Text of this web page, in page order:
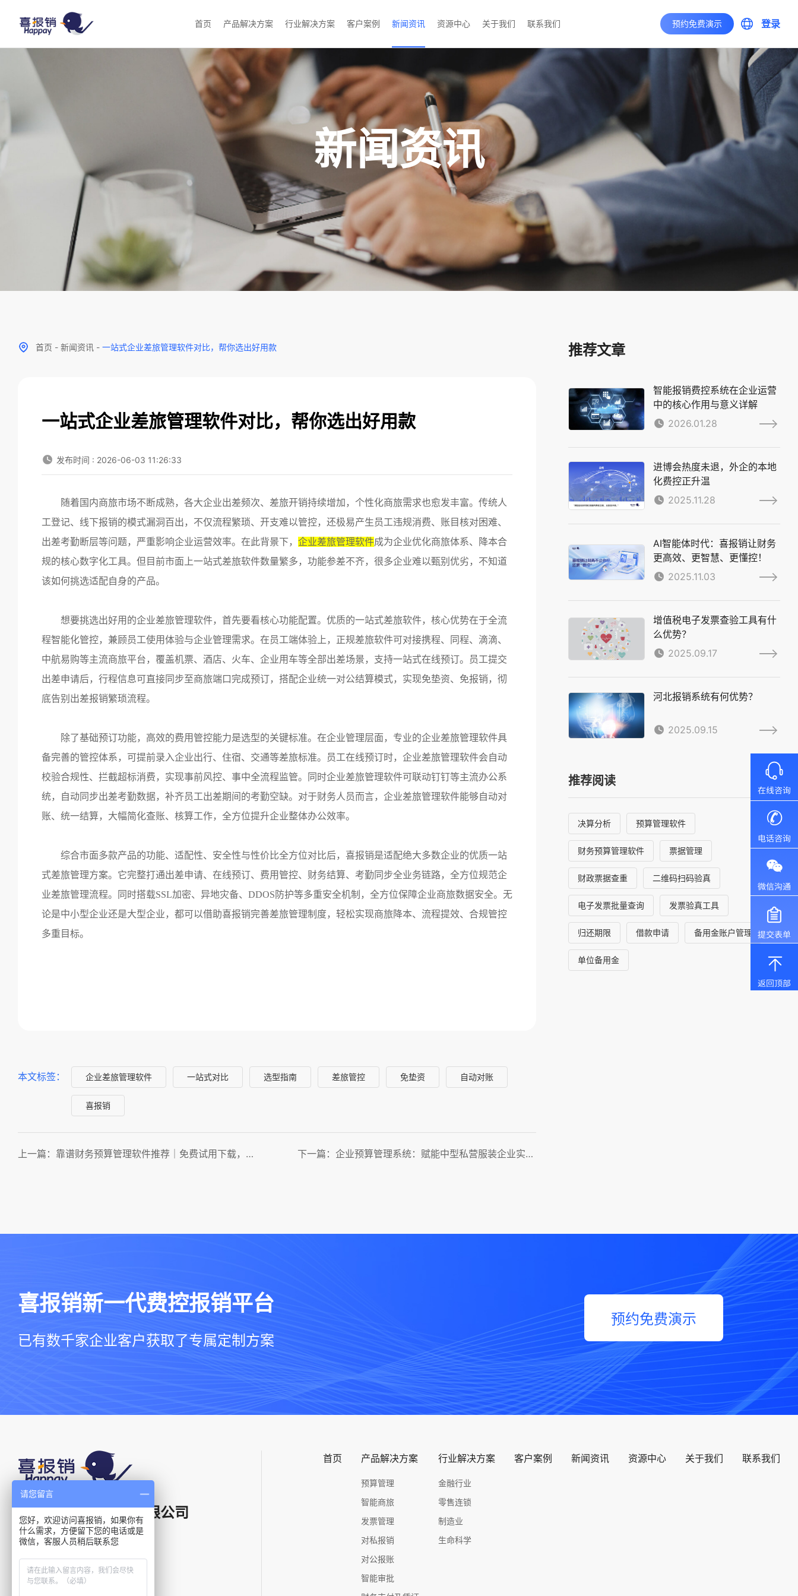
首页 产品解决方案 行业解决方案 客户案例 新闻资讯 资源中心 关于我们 联系我们 预约免费演示 登录
新闻资讯
首页 - 新闻资讯 - 一站式企业差旅管理软件对比，帮你选出好用款
一站式企业差旅管理软件对比，帮你选出好用款
发布时间 : 2026-06-03 11:26:33
随着国内商旅市场不断成熟，各大企业出差频次、差旅开销持续增加，个性化商旅需求也愈发丰富。传统人
工登记、线下报销的模式漏洞百出，不仅流程繁琐、开支难以管控，还极易产生员工违规消费、账目核对困难、
出差考勤断层等问题，严重影响企业运营效率。在此背景下， 企业差旅管理软件成为企业优化商旅体系、降本合
规的核心数字化工具。但目前市面上一站式差旅软件数量繁多，功能参差不齐，很多企业难以甄别优劣，不知道
该如何挑选适配自身的产品。
想要挑选出好用的企业差旅管理软件，首先要看核心功能配置。优质的一站式差旅软件，核心优势在于全流
程智能化管控，兼顾员工使用体验与企业管理需求。在员工端体验上，正规差旅软件可对接携程、同程、滴滴、
中航易购等主流商旅平台，覆盖机票、酒店、火车、企业用车等全部出差场景，支持一站式在线预订。员工提交
出差申请后，行程信息可直接同步至商旅端口完成预订，搭配企业统一对公结算模式，实现免垫资、免报销，彻
底告别出差报销繁琐流程。
除了基础预订功能，高效的费用管控能力是选型的关键标准。在企业管理层面，专业的企业差旅管理软件具
备完善的管控体系，可提前录入企业出行、住宿、交通等差旅标准。员工在线预订时，企业差旅管理软件会自动
校验合规性、拦截超标消费，实现事前风控、事中全流程监管。同时企业差旅管理软件可联动钉钉等主流办公系
统，自动同步出差考勤数据，补齐员工出差期间的考勤空缺。对于财务人员而言，企业差旅管理软件能够自动对
账、统一结算，大幅简化查账、核算工作，全方位提升企业整体办公效率。
综合市面多款产品的功能、适配性、安全性与性价比全方位对比后，喜报销是适配绝大多数企业的优质一站
式差旅管理方案。它完整打通出差申请、在线预订、费用管控、财务结算、考勤同步全业务链路，全方位规范企
业差旅管理流程。同时搭载SSL加密、异地灾备、DDOS防护等多重安全机制，全方位保障企业商旅数据安全。无
论是中小型企业还是大型企业，都可以借助喜报销完善差旅管理制度，轻松实现商旅降本、流程提效、合规管控
多重目标。
本文标签： 企业差旅管理软件 一站式对比 选型指南 差旅管控 免垫资 自动对账
喜报销
上一篇：靠谱财务预算管理软件推荐｜免费试用下载，适配企业预算、决算全流程 下一篇：企业预算管理系统：赋能中型私营服装企业实现全过程预算采购管理！
推荐文章
智能报销费控系统在企业运营
中的核心作用与意义详解
2026.01.28
进博会热度未退，外企的本地
化费控正升温
2025.11.28
AI智能体时代：喜报销让财务
更高效、更智慧、更懂控！
2025.11.03
增值税电子发票查验工具有什
么优势？
2025.09.17
河北报销系统有何优势？
2025.09.15
推荐阅读
决算分析 预算管理软件
财务预算管理软件 票据管理
财政票据查重 二维码扫码验真
电子发票批量查询 发票验真工具
归还期限 借款申请 备用金账户管理
单位备用金
喜报销新一代费控报销平台
已有数千家企业客户获取了专属定制方案
预约免费演示
上海星汉信息技术有限公司
电话：400-021-5799
首页 产品解决方案
预算管理
智能商旅
发票管理
对私报销
对公报账
智能审批
行业解决方案
金融行业
零售连锁
制造业
生命科学
客户案例 新闻资讯 资源中心 关于我们 联系我们
请您留言
您好，欢迎访问喜报销，如果你有
什么需求，方便留下您的电话或是
微信，客服人员稍后联系您